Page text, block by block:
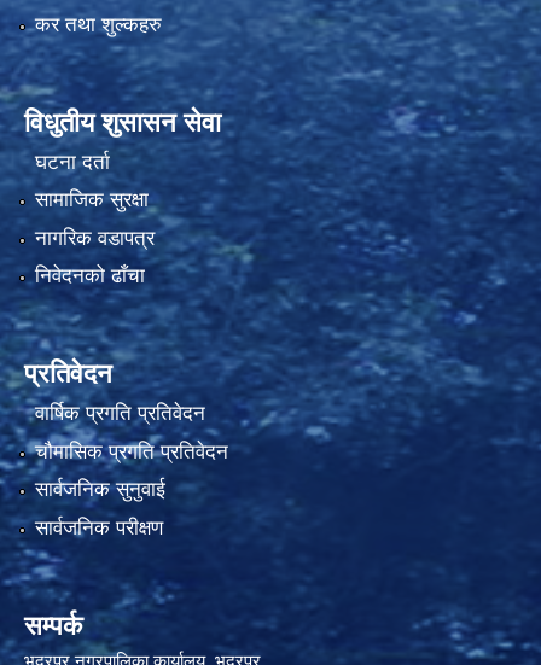
कर तथा शुल्कहरु
विधुतीय शुसासन सेवा
घटना दर्ता
सामाजिक सुरक्षा
नागरिक वडापत्र
निवेदनको ढाँचा
प्रतिवेदन
वार्षिक प्रगति प्रतिवेदन
चौमासिक प्रगति प्रतिवेदन
सार्वजनिक सुनुवाई
सार्वजनिक परीक्षण
सम्पर्क
भद्रपुर नगरपालिका कार्यालय ,भद्रपुर